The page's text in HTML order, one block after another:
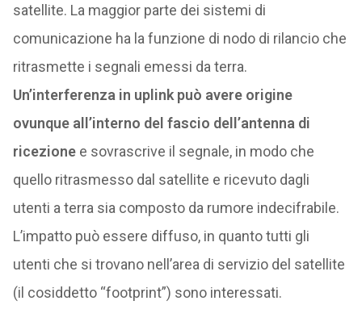
satellite. La maggior parte dei sistemi di
comunicazione ha la funzione di nodo di rilancio che
ritrasmette i segnali emessi da terra.
Un’interferenza in uplink può avere origine
ovunque all’interno del fascio dell’antenna di
ricezionee sovrascrive il segnale, in modo che
quello ritrasmesso dal satellite e ricevuto dagli
utenti a terra sia composto da rumore indecifrabile.
L’impatto può essere diffuso, in quanto tutti gli
utenti che si trovano nell’area di servizio del satellite
(il cosiddetto “footprint”) sono interessati.